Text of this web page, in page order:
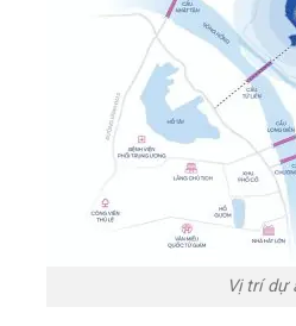
Vị trí dự